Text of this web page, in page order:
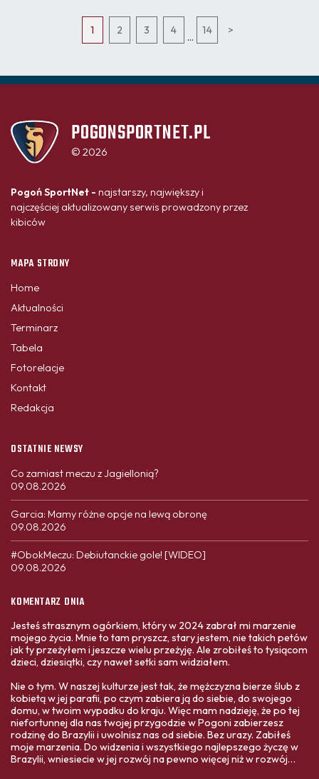
1 2 3 4
...
14 >
POGONSPORTNET.PL
© 2026
Pogoń SportNet - najstarszy, największy i
najczęściej aktualizowany serwis prowadzony przez
kibiców
MAPA STRONY
Home
Aktualności
Terminarz
Tabela
Fotorelacje
Kontakt
Redakcja
OSTATNIE NEWSY
Co zamiast meczu z Jagiellonią?
09.08.2026
Garcia: Mamy różne opcje na lewą obronę
09.08.2026
#ObokMeczu: Debiutanckie gole! [WIDEO]
09.08.2026
KOMENTARZ DNIA
Jesteś strasznym ogórkiem, który w 2024 zabrał mi marzenie
mojego życia. Mnie to tam pryszcz, stary jestem, nie takich petów
jak ty przeżyłem i jeszcze wielu przeżyję. Ale zrobiłeś to tysiącom
dzieci, dziesiątki, czy nawet setki sam widziałem.
Nie o tym. W naszej kulturze jest tak, że mężczyzna bierze ślub z
kobietą w jej parafii, po czym zabiera ją do siebie, do swojego
domu, w twoim wypadku do kraju. Więc mam nadzieję, że po tej
niefortunnej dla nas twojej przygodzie w Pogoni zabierzesz
rodzinę do Brazylii i uwolnisz nas od siebie. Bez urazy. Zabiłeś
moje marzenia. Do widzenia i wszystkiego najlepszego życzę w
Brazylii, wniesiecie w jej rozwój na pewno więcej niż w rozwój